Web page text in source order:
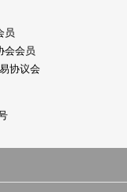
员
会会员
协议会